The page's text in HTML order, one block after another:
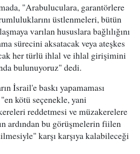
"Arabuluculara, garantörlere
üstlenmeleri, bütün
varılan hususlara bağlılığını
sürecini aksatacak veya ateşkes
her türlü ihlal ve ihlal girişimini
bulunuyoruz" dedi.
İsrail'e baskı yapamaması
kötü seçenekle, yani
reddetmesi ve müzakerelere
ardından bu görüşmelerin fiilen
karşı karşıya kalabileceği